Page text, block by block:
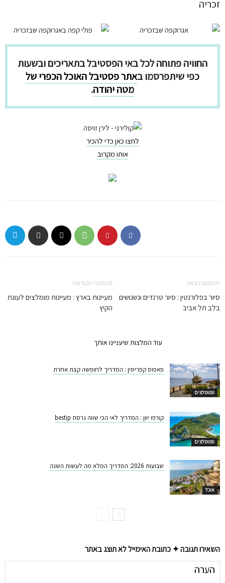
זכריה
החוויה פתוחה לכל באי הפסטיבל בתאריכים ובשעות
כפי שיתפרסמו באתר פסטיבל האוכל הכפרי של
מטה יהודה.
לחצו כאן כדי להכיר
אותו מקרוב
להמלצה הקודמת
מעיינות בארץ : מעיינות מומלצים לעונת
הקיץ
להמלצה הבאה
סיור בפלורנטין : סיור טרנדים ונשנושים
בלב תל אביב
עוד המלצות שיעניינו אותך
המומלצים
פאפוס קפריסין : המדריך לחופשה קצת אחרת
המומלצים
קורפו יוון : המדריך לאי הכי שווה גרסת bestip
אוכל
שבועות 2026: המדריך המלא מה לעשות השנה
השאירו תגובה ✦ כתובת האימייל לא תוצג באתר